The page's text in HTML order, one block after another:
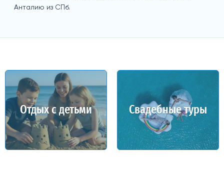
Анталию из СПб.
Отдых с детьми Свадебные туры